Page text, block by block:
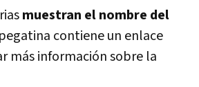
muestran el nombre del
contiene un enlace
más información sobre la